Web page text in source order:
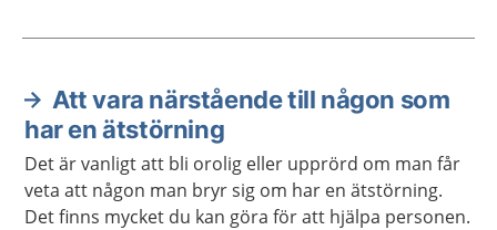
Aktuella artiklar
Att vara närstående till någon som
har en ätstörning
Det är vanligt att bli orolig eller upprörd om man får
veta att någon man bryr sig om har en ätstörning.
Det finns mycket du kan göra för att hjälpa personen.